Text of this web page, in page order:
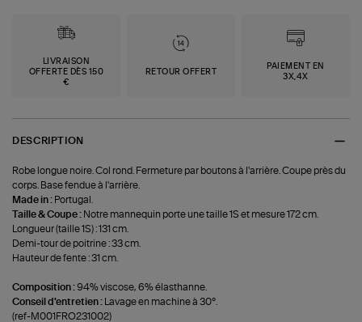
LIVRAISON
OFFERTE DÈS 150
€
RETOUR OFFERT
PAIEMENT EN
3X,4X
DESCRIPTION
Robe longue noire. Col rond. Fermeture par boutons à l'arrière. Coupe près du
corps. Base fendue à l'arrière.
Made in : Portugal.
Taille & Coupe : Notre mannequin porte une taille 1S et mesure 172 cm.
Longueur (taille 1S) : 131 cm.
Demi-tour de poitrine : 33 cm.
Hauteur de fente : 31 cm.
Composition : 94% viscose, 6% élasthanne.
Conseil d'entretien :
Lavage en machine à 30°.
(ref-M001FRO231002)